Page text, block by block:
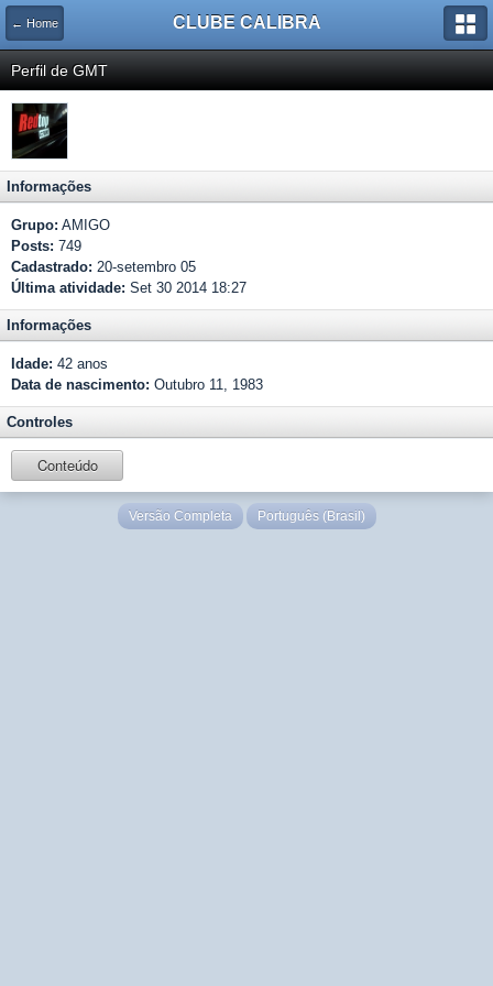
← Home CLUBE CALIBRA
Perfil de GMT
Informações
Grupo: AMIGO
Posts: 749
Cadastrado: 20-setembro 05
Última atividade: Set 30 2014 18:27
Informações
Idade: 42 anos
Data de nascimento: Outubro 11, 1983
Controles
Conteúdo
Versão Completa Português (Brasil)